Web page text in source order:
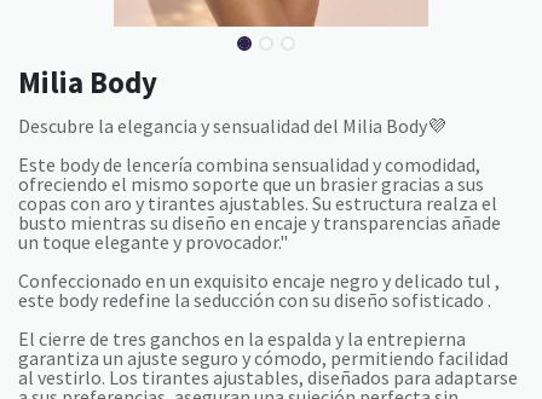
Milia Body
Descubre la elegancia y sensualidad del Milia Body💜
Este body de lencería combina sensualidad y comodidad,
ofreciendo el mismo soporte que un brasier gracias a sus
copas con aro y tirantes ajustables. Su estructura realza el
busto mientras su diseño en encaje y transparencias añade
un toque elegante y provocador."
Confeccionado en un exquisito encaje negro y delicado tul ,
este body redefine la seducción con su diseño sofisticado .
El cierre de tres ganchos en la espalda y la entrepierna
garantiza un ajuste seguro y cómodo, permitiendo facilidad
al vestirlo. Los tirantes ajustables, diseñados para adaptarse